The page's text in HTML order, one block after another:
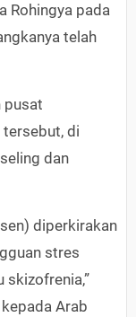
Rohingya pada
telah
pusat
di
dan
diperkirakan
stres
skizofrenia,”
Arab